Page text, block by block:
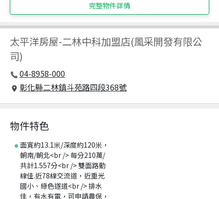
完整物件詳情
太平洋房屋-二林中科加盟店(風采開發有限公
司)
04-8958-000
彰化縣二林鎮斗苑路四段368號
物件特色
面寬約13.1米/深度約120米，
朝南/朝北<br /> 每分210萬/
共計1.557分<br /> 雙面路動
線佳.近78線交流道，近重光
國小、綠色遂道<br /> 排水
佳，有水有電，可申請農保，